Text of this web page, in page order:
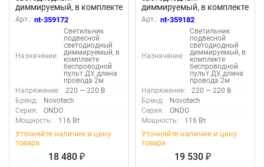
диммируемый, в комплекте
беспроводной пульт ДУ,
длина провода 2м
«Novotech» 359172, серия:
Арт.: nt-359172
Назначение:
Светильник
подвесной
светодиодный
диммируемый, в
комплекте
беспроводной
пульт ДУ, длина
провода 2м
Напряжение:
220 — 220 В
Бренд:
Novotech
Серия:
ONDO
Мощность:
116 Вт
Уточняйте наличие и цену
товара
18 480 ₽
диммируемый, в комплекте
беспроводной пульт ДУ,
длина провода 2м
«Novotech» 359182, серия:
Арт.: nt-359182
Назначение:
Светильник
подвесной
светодиодный
диммируемый, в
комплекте
беспроводной
пульт ДУ, длина
провода 2м
Напряжение:
220 — 220 В
Бренд:
Novotech
Серия:
ONDO
Мощность:
116 Вт
Уточняйте наличие и цену
товара
19 530 ₽